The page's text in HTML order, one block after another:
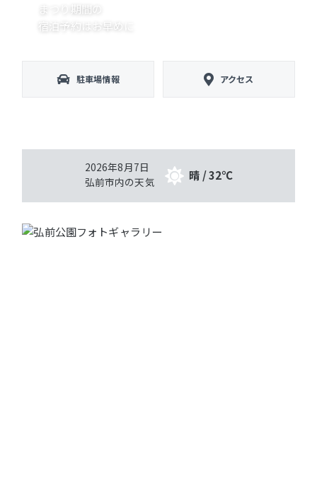
まつり期間の
宿泊予約はお早めに
駐車場情報 アクセス
2026年8月7日
弘前市内の天気
晴 / 32℃